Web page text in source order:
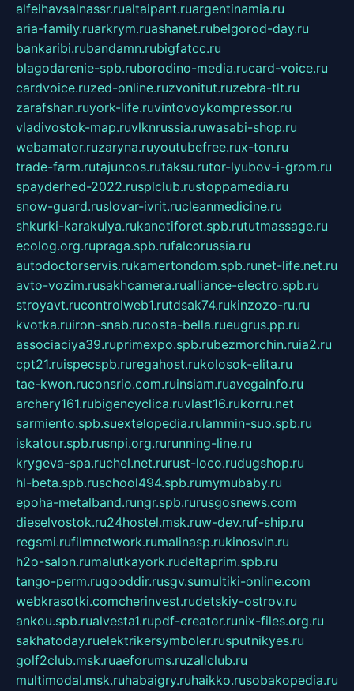
alfeihavsalnassr.rualtaipant.ruargentinamia.ru
aria-family.ruarkrym.ruashanet.rubelgorod-day.ru
bankaribi.rubandamn.rubigfatcc.ru
blagodarenie-spb.ruborodino-media.rucard-voice.ru
cardvoice.ruzed-online.ruzvonitut.ruzebra-tlt.ru
zarafshan.ruyork-life.ruvintovoykompressor.ru
vladivostok-map.ruvlknrussia.ruwasabi-shop.ru
webamator.ruzaryna.ruyoutubefree.rux-ton.ru
trade-farm.rutajuncos.rutaksu.rutor-lyubov-i-grom.ru
spayderhed-2022.rusplclub.rustoppamedia.ru
snow-guard.ruslovar-ivrit.rucleanmedicine.ru
shkurki-karakulya.rukanotiforet.spb.rututmassage.ru
ecolog.org.rupraga.spb.rufalcorussia.ru
autodoctorservis.rukamertondom.spb.runet-life.net.ru
avto-vozim.rusakhcamera.rualliance-electro.spb.ru
stroyavt.rucontrolweb1.rutdsak74.rukinzozo-ru.ru
kvotka.ruiron-snab.rucosta-bella.rueugrus.pp.ru
associaciya39.ruprimexpo.spb.rubezmorchin.ruia2.ru
cpt21.ruispecspb.ruregahost.rukolosok-elita.ru
tae-kwon.ruconsrio.com.ruinsiam.ruavegainfo.ru
archery161.rubigencyclica.ruvlast16.rukorru.net
sarmiento.spb.suextelopedia.rulammin-suo.spb.ru
iskatour.spb.rusnpi.org.rurunning-line.ru
krygeva-spa.ruchel.net.rurust-loco.rudugshop.ru
hl-beta.spb.ruschool494.spb.rumymubaby.ru
epoha-metalband.rungr.spb.rurusgosnews.com
dieselvostok.ru24hostel.msk.ruw-dev.ruf-ship.ru
regsmi.rufilmnetwork.rumalinasp.rukinosvin.ru
h2o-salon.rumalutkayork.rudeltaprim.spb.ru
tango-perm.rugooddir.rusgv.sumultiki-online.com
webkrasotki.comcherinvest.rudetskiy-ostrov.ru
ankou.spb.rualvesta1.rupdf-creator.runix-files.org.ru
sakhatoday.ruelektrikersymboler.rusputnikyes.ru
golf2club.msk.ruaeforums.ruzallclub.ru
multimodal.msk.ruhabaigry.ruhaikko.rusobakopedia.ru